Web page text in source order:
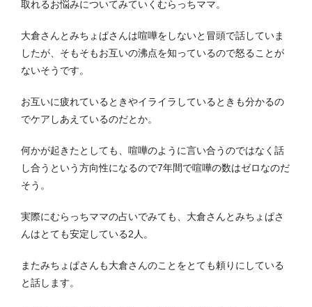
取れるお悩みについてみていくむらっちママ。
大倉さんとみちょぱさんは喧嘩をしないと冒頭で話していま
したが、そもそもお互いの沸点を知っているので怒ることが
ないそうです。
お互いに疲れているときやイライラしているときも分かるの
でケアしあえているのだとか。
何かが起きたとしても、喧嘩のように言い合うのではなく話
し合うという方向性になるので7年間で喧嘩の数はゼロなのだ
そう。
実際にむらっちママの占いでみても、大倉さんとみちょぱさ
んはとても安定している2人。
またみちょぱさんも大倉さんのことをとても頼りにしている
と話します。